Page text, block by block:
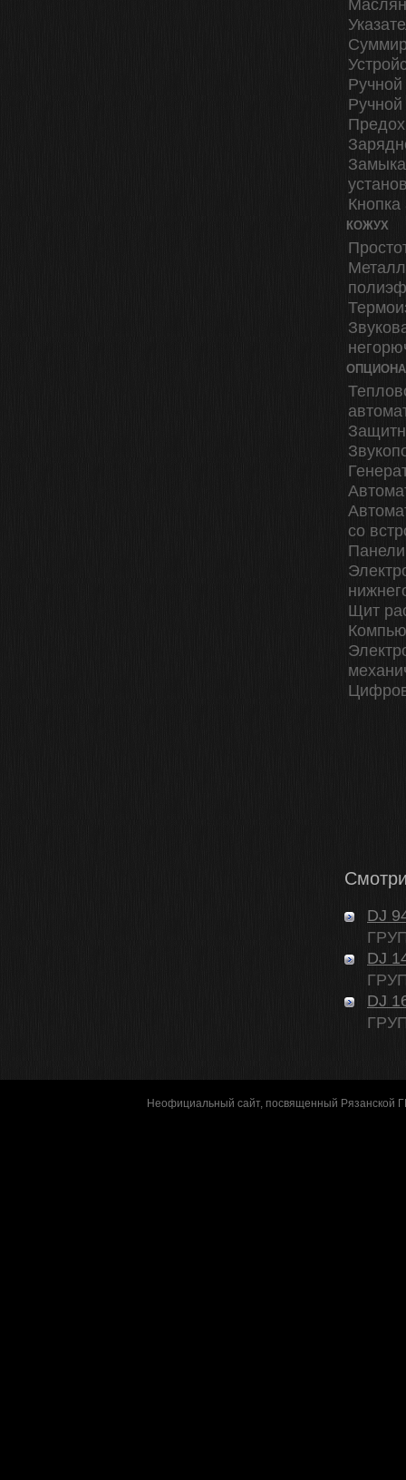
Кнопка
КОЖУХ
со
Щит
DJ
DJ
DJ
Неофициальный сайт, посвященный